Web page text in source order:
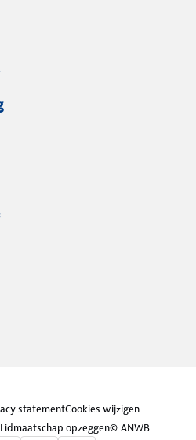
statementCookies wijzigen
Lidmaatschap opzeggen© ANWB